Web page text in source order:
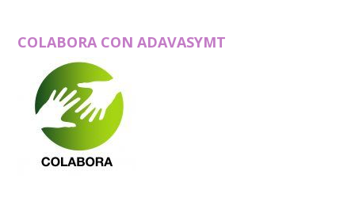
COLABORA CON ADAVASYMT